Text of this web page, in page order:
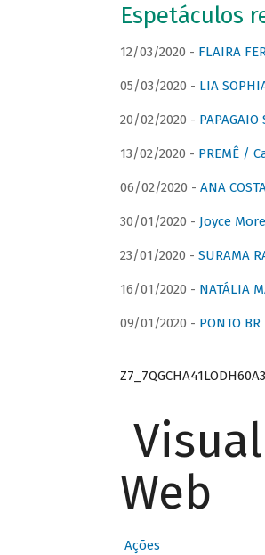
Espetáculos
12/03/2020 - FLAIRA
05/03/2020 - LIA
20/02/2020 -
13/02/2020 - PREMÊ /
06/02/2020 - ANA
30/01/2020 - Joyce
23/01/2020 - SURAMA
16/01/2020 - NATÁLIA
09/01/2020 - PONTO
Web
Ações